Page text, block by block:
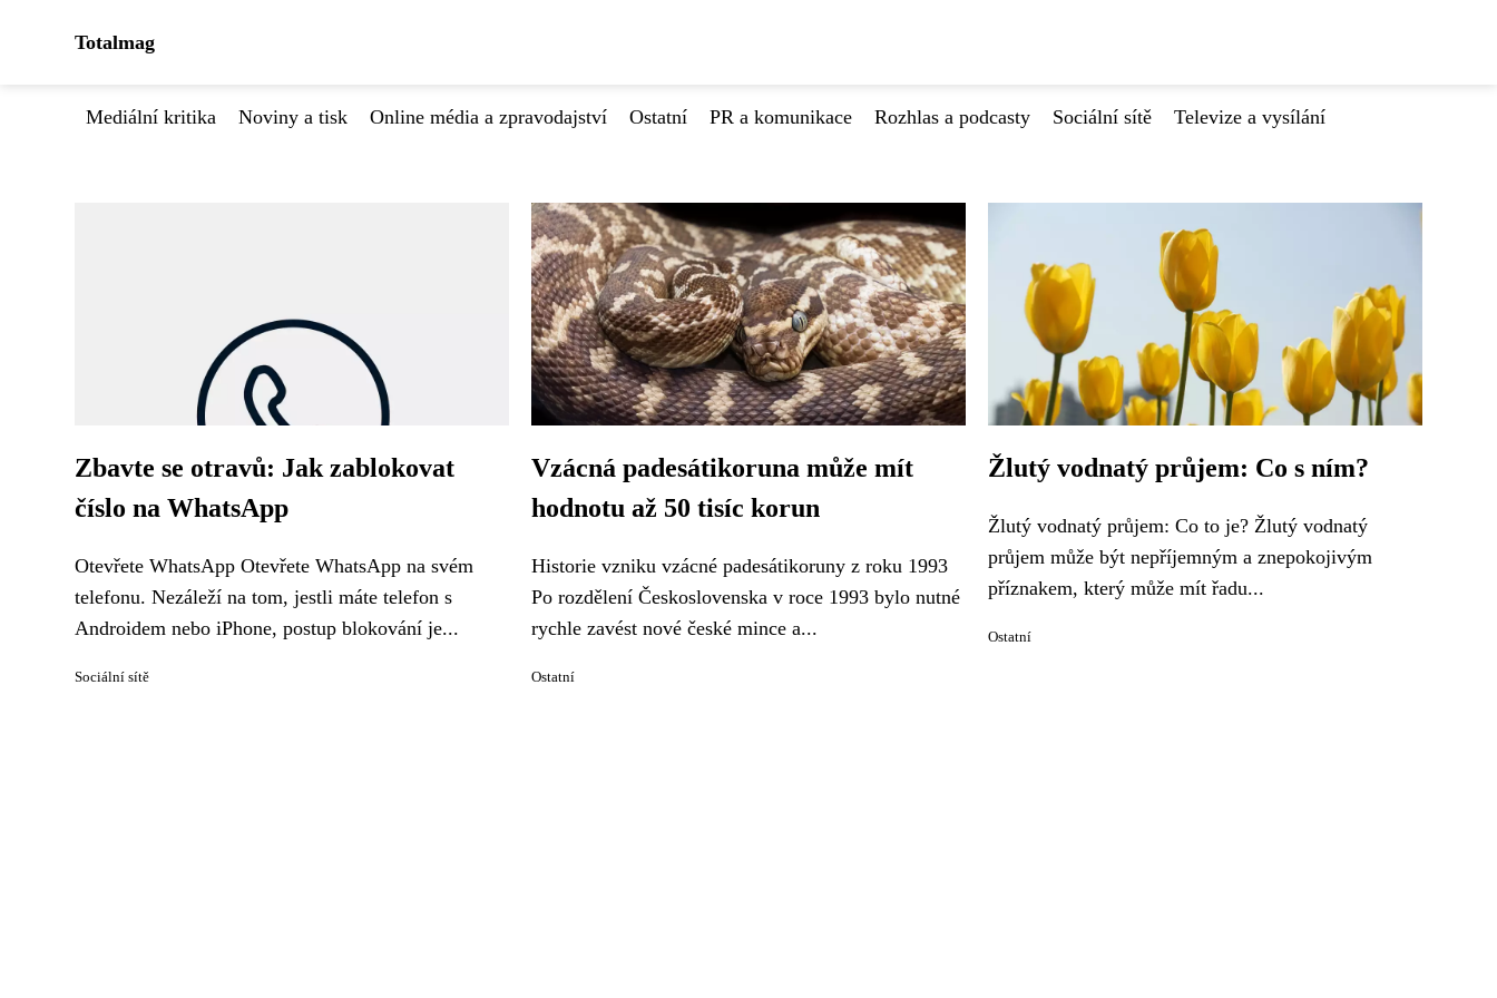
Totalmag
Mediální kritika Noviny a tisk Online média a zpravodajství Ostatní PR a komunikace Rozhlas a podcasty Sociální sítě Televize a vysílání
Zbavte se otravů: Jak zablokovat
číslo na WhatsApp
Otevřete WhatsApp Otevřete WhatsApp na svém
telefonu. Nezáleží na tom, jestli máte telefon s
Androidem nebo iPhone, postup blokování je...
Sociální sítě
Vzácná padesátikoruna může mít
hodnotu až 50 tisíc korun
Historie vzniku vzácné padesátikoruny z roku 1993
Po rozdělení Československa v roce 1993 bylo nutné
rychle zavést nové české mince a...
Ostatní
Žlutý vodnatý průjem: Co s ním?
Žlutý vodnatý průjem: Co to je? Žlutý vodnatý
průjem může být nepříjemným a znepokojivým
příznakem, který může mít řadu...
Ostatní